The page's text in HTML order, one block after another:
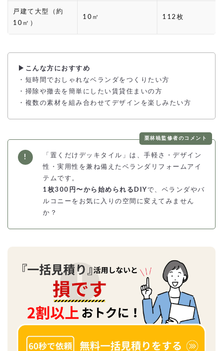
戸建て大型（約
10㎡）
10㎡ 112枚
▶こんな方におすすめ
・短時間でおしゃれなベランダをつくりたい方
・掃除や撤去を簡単にしたい賃貸住まいの方
・複数の素材を組み合わせてデザインを楽しみたい方
栗林暁監修者のコメント
「置くだけデッキタイル」は、手軽さ・デザイン
性・実用性を兼ね備えたベランダリフォームアイ
テムです。
1枚300円〜から始められるDIYで、ベランダやバ
ルコニーをお気に入りの空間に変えてみません
か？